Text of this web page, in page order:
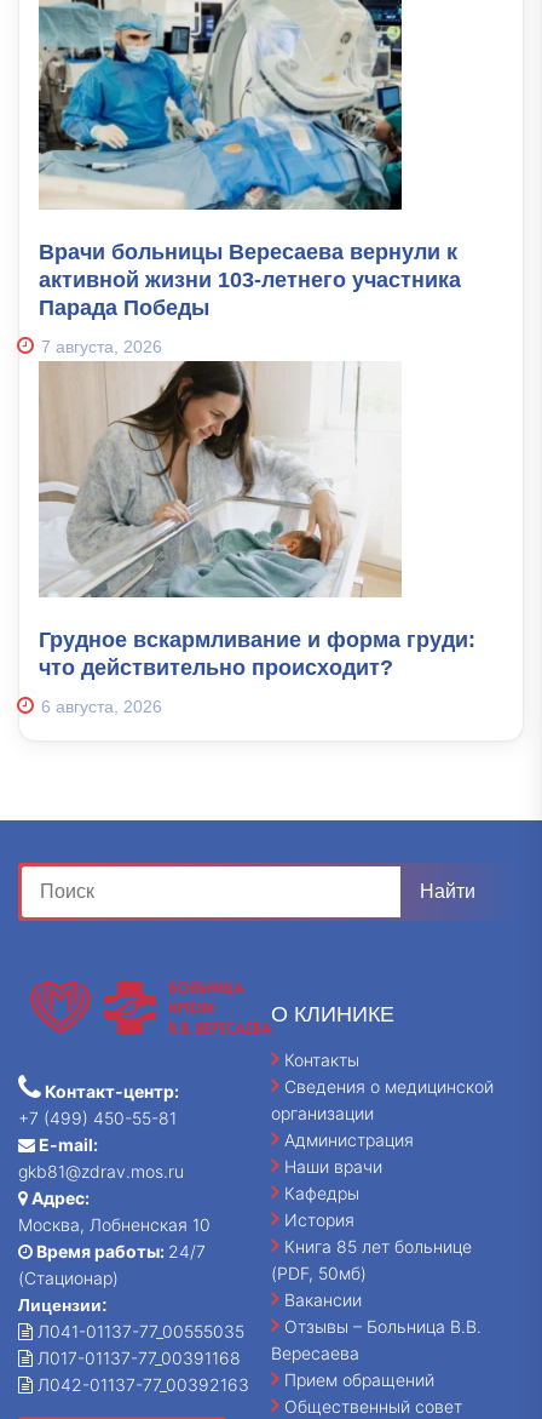
Врачи больницы Вересаева вернули к
активной жизни 103-летнего участника
Парада Победы
7 августа, 2026
Грудное вскармливание и форма груди:
что действительно происходит?
6 августа, 2026
Контакт-центр:
+7 (499) 450-55-81
E-mail:
gkb81@zdrav.mos.ru
Адрес:
Москва, Лобненская 10
Время работы: 24/7
(Стационар)
Лицензии:
Л041-01137-77_00555035
Л017-01137-77_00391168
Л042-01137-77_00392163
О КЛИНИКЕ
Контакты
Сведения о медицинской
организации
Администрация
Наши врачи
Кафедры
История
Книга 85 лет больнице
(PDF, 50мб)
Вакансии
Отзывы – Больница В.В.
Вересаева
Прием обращений
Общественный совет